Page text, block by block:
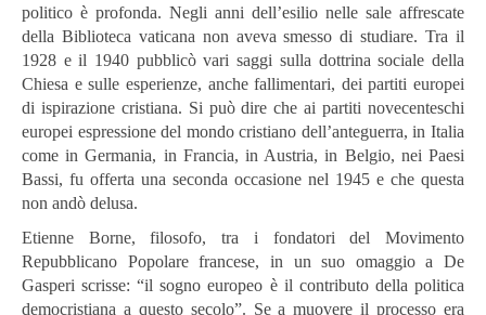
politico è profonda. Negli anni dell’esilio nelle sale affrescate
della Biblioteca vaticana non aveva smesso di studiare. Tra il
1928 e il 1940 pubblicò vari saggi sulla dottrina sociale della
Chiesa e sulle esperienze, anche fallimentari, dei partiti europei
di ispirazione cristiana. Si può dire che ai partiti novecenteschi
europei espressione del mondo cristiano dell’anteguerra, in Italia
come in Germania, in Francia, in Austria, in Belgio, nei Paesi
Bassi, fu offerta una seconda occasione nel 1945 e che questa
non andò delusa.
Etienne Borne, filosofo, tra i fondatori del Movimento
Repubblicano Popolare francese, in un suo omaggio a De
Gasperi scrisse: “il sogno europeo è il contributo della politica
democristiana a questo secolo”. Se a muovere il processo era